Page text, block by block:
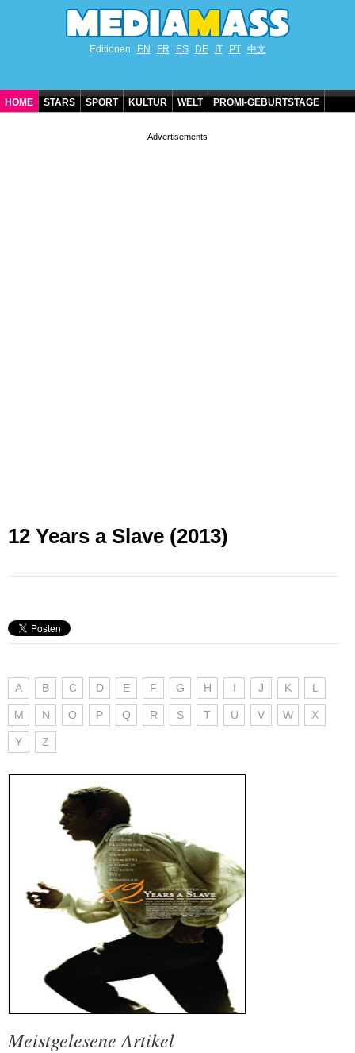
Editionen EN FR ES DE IT PT 中文
HOME STARS SPORT KULTUR WELT PROMI-GEBURTSTAGE
12 Years a Slave (2013)
A B C D E F G H I J K L
M N O P Q R S T U V W X
Y Z
Meistgelesene Artikel